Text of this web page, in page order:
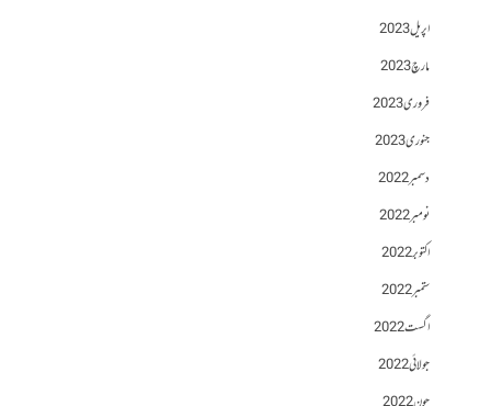
اپریل 2023
مارچ 2023
فروری 2023
جنوری 2023
دسمبر 2022
نومبر 2022
اکتوبر 2022
ستمبر 2022
اگست 2022
جولائی 2022